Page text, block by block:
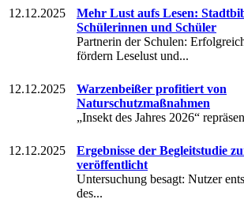
12.12.2025
Mehr Lust aufs Lesen:
Schülerinnen und Schüler
Partnerin der Schulen:
fördern Leselust und...
12.12.2025
Warzenbeißer profitiert von
Naturschutzmaßnahmen
„Insekt des Jahres 2026“
12.12.2025
Ergebnisse der Begleitstudie
veröffentlicht
Untersuchung besagt: Nutzer
des...